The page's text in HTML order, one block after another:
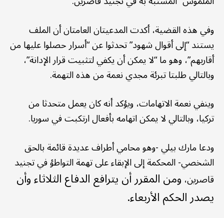
وفي هذه القضية، أكدت المدعيتان العامتان أن الملف
يستند “إلى أقوال شهود” تحدثوا عن “أسرار حصلوا عليها من
أقاربهم”، وهو ما “لا يمكن أن يكفي لتثبيت قرار الإدانة”،
وبالتالي طلبتا تبرئة مجدي نعمة من هذه التهمة.
وينفي نعمة الاتهامات، ويؤكد أنه كان يعمل متحدثا من
تركيا، وبالتالي لا يمكن اتهامه بأفعال ارتكبت في سوريا.
ودعا مارك بيلي -وهو محامي أطراف عديدة قائمة بالحق
الشخصي- المحكمة إلى الإبقاء على تهمة التواطؤ في تجنيد
قاصرين، ومن المقرر أن يترافع الدفاع الثلاثاء وأن
يصدر الحكم الأربعاء.